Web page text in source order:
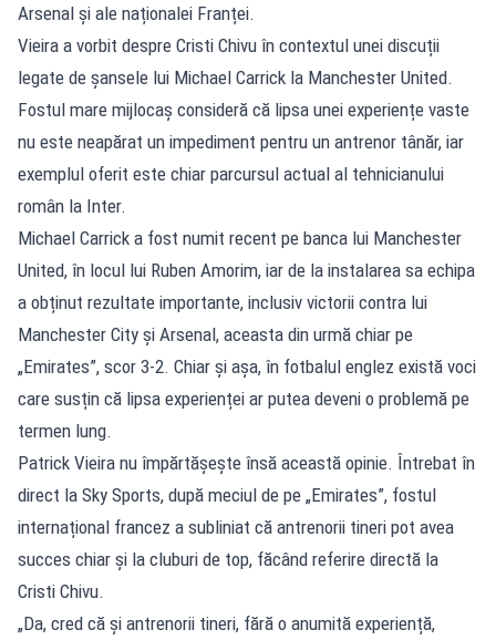
Arsenal și ale naționalei Franței.
Vieira a vorbit despre Cristi Chivu în contextul unei discuții
legate de șansele lui Michael Carrick la Manchester United.
Fostul mare mijlocaș consideră că lipsa unei experiențe vaste
nu este neapărat un impediment pentru un antrenor tânăr, iar
exemplul oferit este chiar parcursul actual al tehnicianului
român la Inter.
Michael Carrick a fost numit recent pe banca lui Manchester
United, în locul lui Ruben Amorim, iar de la instalarea sa echipa
a obținut rezultate importante, inclusiv victorii contra lui
Manchester City și Arsenal, aceasta din urmă chiar pe
„Emirates”, scor 3-2. Chiar și așa, în fotbalul englez există voci
care susțin că lipsa experienței ar putea deveni o problemă pe
termen lung.
Patrick Vieira nu împărtășește însă această opinie. Întrebat în
direct la Sky Sports, după meciul de pe „Emirates”, fostul
internațional francez a subliniat că antrenorii tineri pot avea
succes chiar și la cluburi de top, făcând referire directă la
Cristi Chivu.
„Da, cred că și antrenorii tineri, fără o anumită experiență,